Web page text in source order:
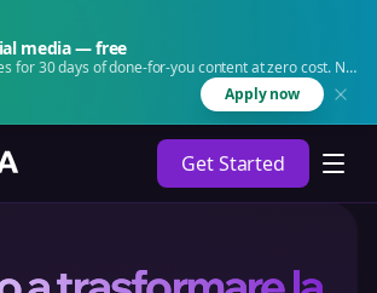
media — free
for 30 days of done-for-you content at zero cost. No
Apply now
Get Started